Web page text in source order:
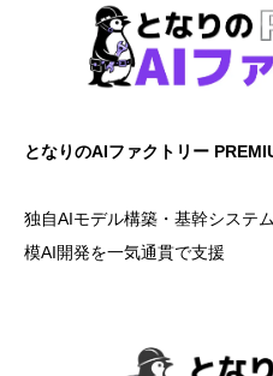
となりのAIファクトリー
独自AIモデル構築・基幹システ
模AI開発を一気通貫で支援